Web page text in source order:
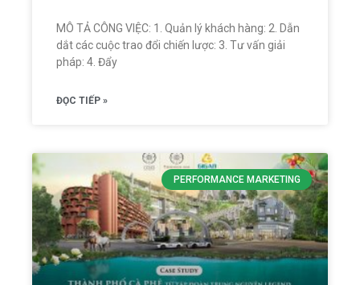
MÔ TẢ CÔNG VIỆC: 1. Quản lý khách hàng: 2. Dẫn
dắt các cuộc trao đổi chiến lược: 3. Tư vấn giải
pháp: 4. Đẩy
ĐỌC TIẾP »
PERFORMANCE MARKETING